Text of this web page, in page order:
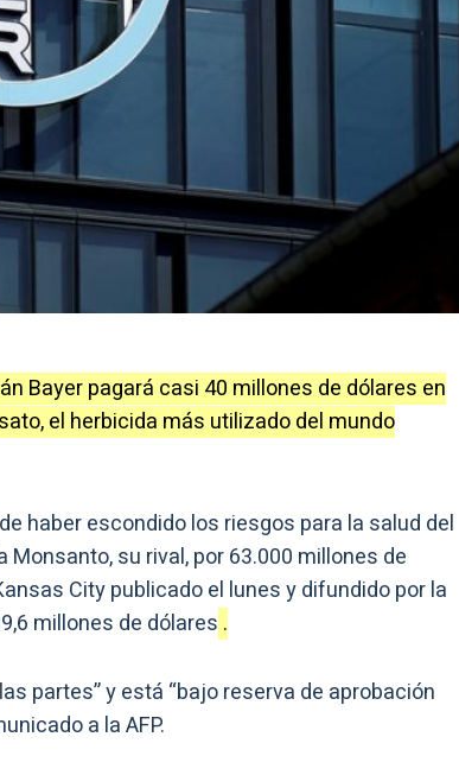
Bayer pagará casi 40 millones de dólares en
el herbicida más utilizado del mundo
haber escondido los riesgos para la salud del
su rival, por 63.000 millones de
City publicado el lunes y difundido por la
millones de dólares .
partes” y está “bajo reserva de aprobación
a la AFP.